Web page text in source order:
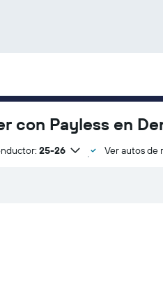
con Payless en
25-26 Ver autos de